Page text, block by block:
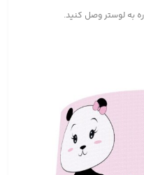
به لوستر وصل کنید.